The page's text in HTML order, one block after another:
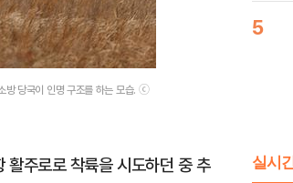
방 당국이 인명 구조를 하는 모습. ⓒ
주로로 착륙을 시도하던 중 추
5